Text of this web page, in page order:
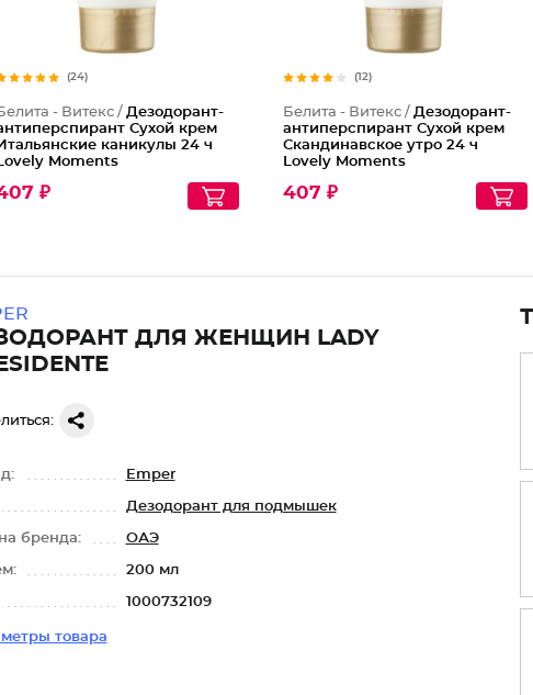
(24)
- Витекс / Дезодорант-
Сухой крем
Итальянские каникулы 24 ч
Lovely Moments
₽
(12)
Белита - Витекс /Дезодорант-
антиперспирант Сухой крем
Скандинавское утро 24 ч
Lovely Moments
407 ₽
ДЛЯ ЖЕНЩИН LADY
Emper
Дезодорант для подмышек
бренда: ОАЭ
200 мл
1000732109
товара